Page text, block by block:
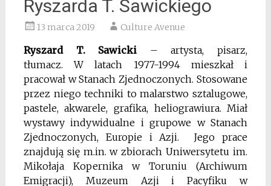
Ryszarda T. Sawickiego
13 marca 2019 Culture Avenue
Ryszard T. Sawicki – artysta, pisarz,
tłumacz. W latach 1977-1994 mieszkał i
pracował w Stanach Zjednoczonych. Stosowane
przez niego techniki tomalarstwo sztalugowe,
pastele, akwarele, grafika, heliograwiura. Miał
wystawy indywidualne i grupowe w Stanach
Zjednoczonych, Europie i Azji. Jego prace
znajdują się m.in. w zbiorach Uniwersytetu im.
Mikołaja Kopernika w Toruniu (Archiwum
Emigracji), Muzeum Azji i Pacyfiku w